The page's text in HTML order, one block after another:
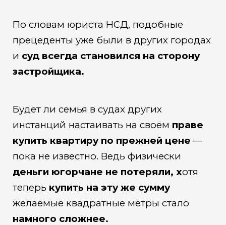
По словам юриста НСД, подобные
прецеденты уже были в других городах
и суд всегда становился на сторону
застройщика.
Будет ли семья в судах других
инстанций настаивать на своём праве
купить квартиру по прежней цене —
пока не известно. Ведь физически
деньги югорчане не потеряли, хотя
теперь купить на эту же сумму
желаемые квадратные метры стало
намного сложнее.